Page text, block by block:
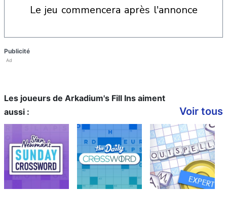
le jeu commencera après l'annonce
Publicité
Ad
Les joueurs de Arkadium's Fill Ins aiment
aussi :
Voir tous